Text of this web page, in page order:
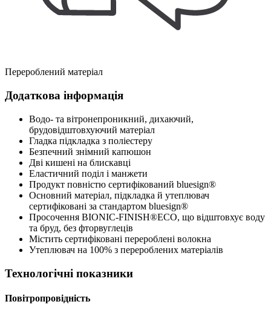
Перероблений матеріал
Додаткова інформація
Водо- та вітронепроникний, дихаючий,
брудовідштовхуючий матеріал
Гладка підкладка з поліестеру
Безпечний знімний капюшон
Дві кишені на блискавці
Еластичний поділ і манжети
Продукт повністю сертифікований bluesign®
Основний матеріал, підкладка й утеплювач
сертифіковані за стандартом bluesign®
Просочення BIONIC-FINISH®ECO, що відштовхує воду
та бруд, без фторвуглеців
Містить сертифіковані перероблені волокна
Утеплювач на 100% з перероблених матеріалів
Технологічні показники
Повітропровідність